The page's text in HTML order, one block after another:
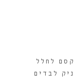
לחלל
לבדים